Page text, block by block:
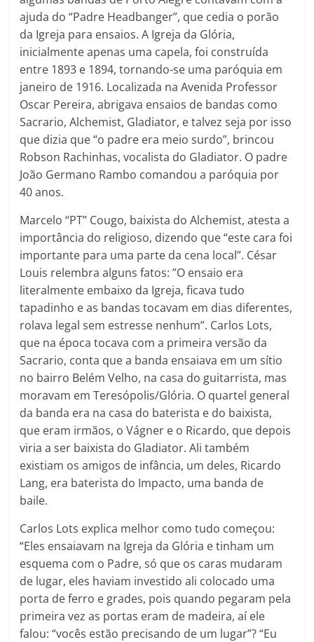
ajuda do “Padre Headbanger”, que cedia o porão
da Igreja para ensaios. A Igreja da Glória,
inicialmente apenas uma capela, foi construída
entre 1893 e 1894, tornando-se uma paróquia em
janeiro de 1916. Localizada na Avenida Professor
Oscar Pereira, abrigava ensaios de bandas como
Sacrario, Alchemist, Gladiator, e talvez seja por isso
que dizia que “o padre era meio surdo”, brincou
Robson Rachinhas, vocalista do Gladiator. O padre
João Germano Rambo comandou a paróquia por
40 anos.
Marcelo “PT” Cougo, baixista do Alchemist, atesta a
importância do religioso, dizendo que “este cara foi
importante para uma parte da cena local”. César
Louis relembra alguns fatos: ”O ensaio era
literalmente embaixo da Igreja, ficava tudo
tapadinho e as bandas tocavam em dias diferentes,
rolava legal sem estresse nenhum”. Carlos Lots,
que na época tocava com a primeira versão da
Sacrario, conta que a banda ensaiava em um sítio
no bairro Belém Velho, na casa do guitarrista, mas
moravam em Teresópolis/Glória. O quartel general
da banda era na casa do baterista e do baixista,
que eram irmãos, o Vágner e o Ricardo, que depois
viria a ser baixista do Gladiator. Ali também
existiam os amigos de infância, um deles, Ricardo
Lang, era baterista do Impacto, uma banda de
baile.
Carlos Lots explica melhor como tudo começou:
“Eles ensaiavam na Igreja da Glória e tinham um
esquema com o Padre, só que os caras mudaram
de lugar, eles haviam investido ali colocado uma
porta de ferro e grades, pois quando pegaram pela
primeira vez as portas eram de madeira, aí ele
falou: “vocês estão precisando de um lugar”? “Eu